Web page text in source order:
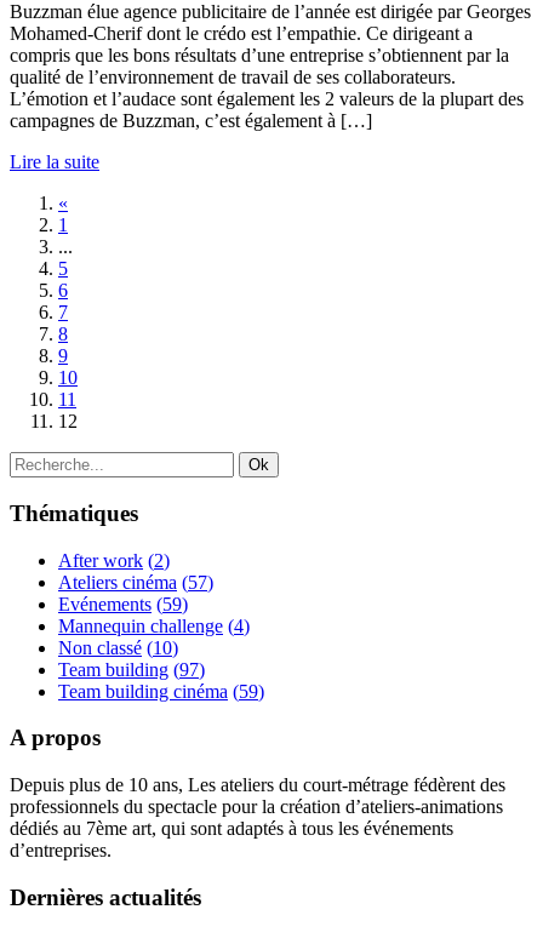
Buzzman élue agence publicitaire de l’année est dirigée par Georges
Mohamed-Cherif dont le crédo est l’empathie. Ce dirigeant a
compris que les bons résultats d’une entreprise s’obtiennent par la
qualité de l’environnement de travail de ses collaborateurs.
L’émotion et l’audace sont également les 2 valeurs de la plupart des
campagnes de Buzzman, c’est également à […]
Lire la suite
«
1
...
5
6
7
8
9
10
11
12
Thématiques
After work (2)
Ateliers cinéma (57)
Evénements (59)
Mannequin challenge (4)
Non classé (10)
Team building (97)
Team building cinéma (59)
A propos
Depuis plus de 10 ans, Les ateliers du court-métrage fédèrent des
professionnels du spectacle pour la création d’ateliers-animations
dédiés au 7ème art, qui sont adaptés à tous les événements
d’entreprises.
Dernières actualités